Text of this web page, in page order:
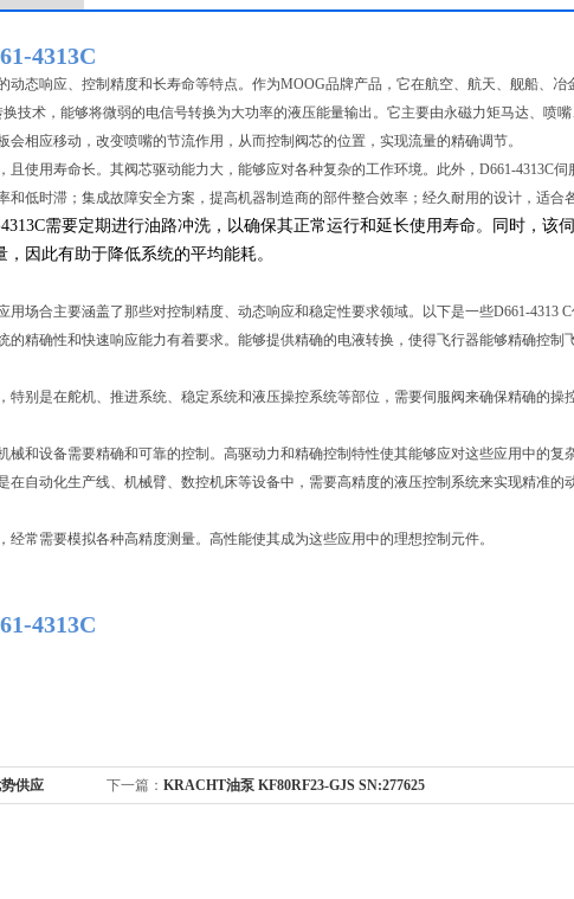
4313C
动态响应、控制精度和长寿命等特点。作为MOOG品牌产品，它在航空、航天、舰船、冶
技术，能够将微弱的电信号转换为大功率的液压能量输出。它主要由永磁力矩马达、喷
相应移动，改变喷嘴的节流作用，从而控制阀芯的位置，实现流量的精确调节。
使用寿命长。其阀芯驱动能力大，能够应对各种复杂的工作环境。此外，D661-4313C伺
低时滞；集成故障安全方案，提高机器制造商的部件整合效率；经久耐用的设计，适合
需要定期进行油路冲洗，以确保其正常运行和延长使用寿命。同时，该
因此有助于降低系统的平均能耗。
场合主要涵盖了那些对控制精度、动态响应和稳定性要求领域。以下是一些D661-4313 C
的精确性和快速响应能力有着要求。能够提供精确的电液转换，使得飞行器能够精确控制
特别是在舵机、推进系统、稳定系统和液压操控系统等部位，需要伺服阀来确保精确的操
和设备需要精确和可靠的控制。高驱动力和精确控制特性使其能够应对这些应用中的复
在自动化生产线、机械臂、数控机床等设备中，需要高精度的液压控制系统来实现精准的
常需要模拟各种高精度测量。高性能使其成为这些应用中的理想控制元件。
4313C
供应 下一篇： KRACHT油泵 KF80RF23-GJS SN:277625